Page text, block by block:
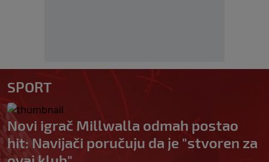
SPORT
Novi igrač Millwalla odmah postao
hit: Navijači poručuju da je "stvoren za